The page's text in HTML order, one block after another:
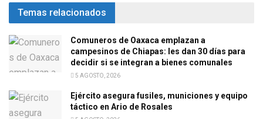
Temas relacionados
Comuneros de Oaxaca emplazan a
campesinos de Chiapas: les dan 30 días para
decidir si se integran a bienes comunales
5 AGOSTO, 2026
Ejército asegura fusiles, municiones y equipo
táctico en Ario de Rosales